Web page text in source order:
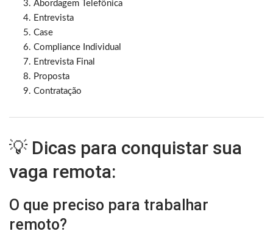
Abordagem Telefônica
Entrevista
Case
Compliance Individual
Entrevista Final
Proposta
Contratação
💡 Dicas para conquistar sua
vaga remota:
O que preciso para trabalhar
remoto?